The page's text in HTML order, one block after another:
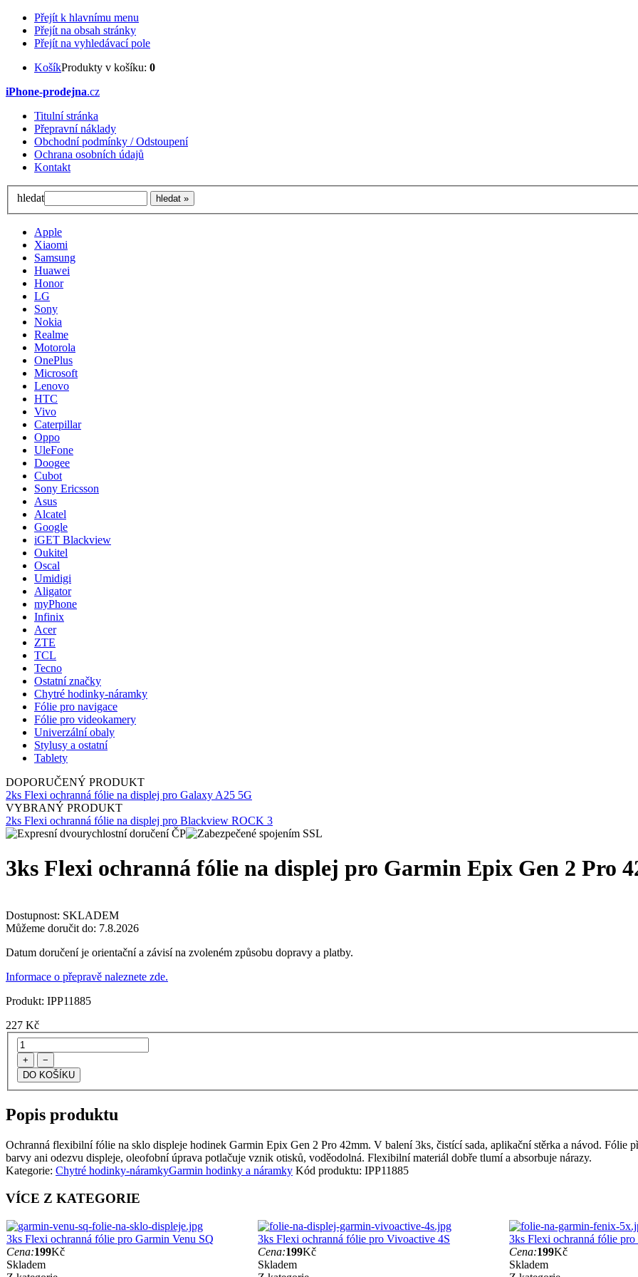
Přejít k hlavnímu menu
Přejít na obsah stránky
Přejít na vyhledávací pole
KošíkProdukty v košíku: 0
iPhone-prodejna.cz
Titulní stránka
Přepravní náklady
Obchodní podmínky / Odstoupení
Ochrana osobních údajů
Kontakt
hledat
Apple
Xiaomi
Samsung
Huawei
Honor
LG
Sony
Nokia
Realme
Motorola
OnePlus
Microsoft
Lenovo
HTC
Vivo
Caterpillar
Oppo
UleFone
Doogee
Cubot
Sony Ericsson
Asus
Alcatel
Google
iGET Blackview
Oukitel
Oscal
Umidigi
Aligator
myPhone
Infinix
Acer
ZTE
TCL
Tecno
Ostatní značky
Chytré hodinky-náramky
Fólie pro navigace
Fólie pro videokamery
Univerzální obaly
Stylusy a ostatní
Tablety
DOPORUČENÝ PRODUKT
2ks Flexi ochranná fólie na displej pro Galaxy A25 5G
VYBRANÝ PRODUKT
2ks Flexi ochranná fólie na displej pro Blackview ROCK 3
3ks Flexi ochranná fólie na displej pro Garmin Epix Gen 2 Pro
Dostupnost: SKLADEM
Můžeme doručit do: 7.8.2026
Datum doručení je orientační a závisí na zvoleném způsobu dopravy a platby.
Informace o přepravě naleznete zde.
Produkt: IPP11885
227 Kč
+ −
Popis produktu
Ochranná flexibilní fólie na sklo displeje hodinek Garmin Epix Gen 2 Pro 42mm. V balení 3ks, čistící sada, aplikační stěrka a návod.
barvy ani odezvu displeje, oleofobní úprava potlačuje vznik otisků, voděodolná. Flexibilní materiál dobře tlumí a absorbuje nárazy.
Kategorie: Chytré hodinky-náramkyGarmin hodinky a náramky Kód produktu: IPP11885
VÍCE Z KATEGORIE
3ks Flexi ochranná fólie pro Garmin Venu SQ
Cena:199Kč
Skladem
3ks Flexi ochranná fólie pro Vivoactive 4S
Cena:199Kč
Skladem
3ks Flexi ochranná fólie
Cena:199Kč
Skladem